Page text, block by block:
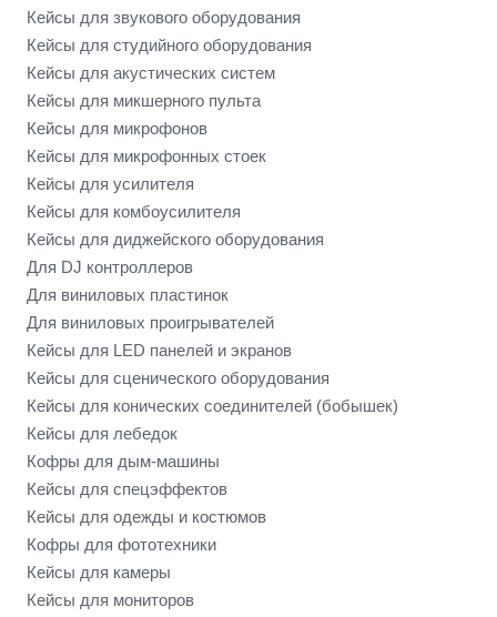
Кейсы для звукового оборудования
Кейсы для студийного оборудования
Кейсы для акустических систем
Кейсы для микшерного пульта
Кейсы для микрофонов
Кейсы для микрофонных стоек
Кейсы для усилителя
Кейсы для комбоусилителя
Кейсы для диджейского оборудования
Для DJ контроллеров
Для виниловых пластинок
Для виниловых проигрывателей
Кейсы для LED панелей и экранов
Кейсы для сценического оборудования
Кейсы для конических соединителей (бобышек)
Кейсы для лебедок
Кофры для дым-машины
Кейсы для спецэффектов
Кейсы для одежды и костюмов
Кофры для фототехники
Кейсы для камеры
Кейсы для мониторов